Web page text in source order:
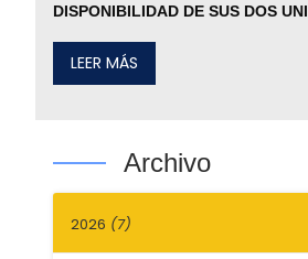
DISPONIBILIDAD DE SUS DOS
LEER MÁS
Archivo
2026 (7)